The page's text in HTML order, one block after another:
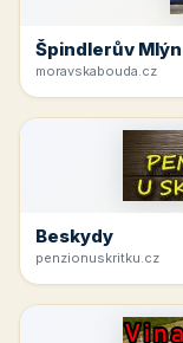
Špindlerův Mlýn
moravskabouda.cz
Beskydy
penzionuskritku.cz